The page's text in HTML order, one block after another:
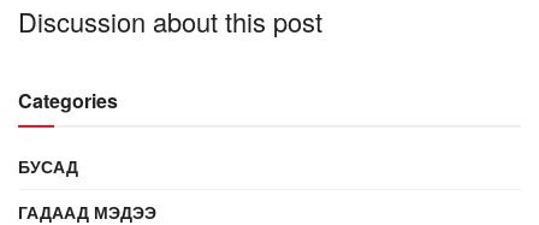
Discussion about this post
Categories
БУСАД
ГАДААД МЭДЭЭ